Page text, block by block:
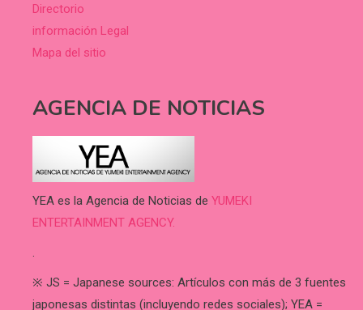
Directorio
información Legal
Mapa del sitio
AGENCIA DE NOTICIAS
YEA es la Agencia de Noticias de YUMEKI
ENTERTAINMENT AGENCY.
.
※ JS = Japanese sources: Artículos con más de 3 fuentes
japonesas distintas (incluyendo redes sociales); YEA =